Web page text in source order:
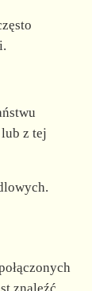
z tej